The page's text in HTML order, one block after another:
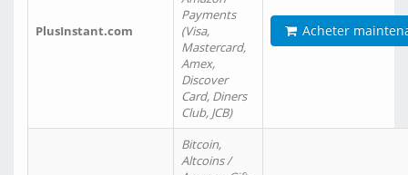
PlusInstant.com
Payments
(Visa,
Mastercard,
Amex,
Discover
Card, Diners
Club, JCB)
Acheter
Bitcoin,
Altcoins /